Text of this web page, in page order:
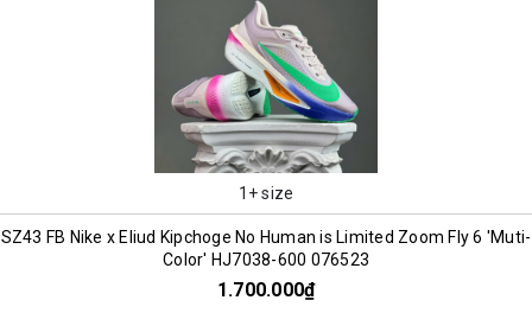
1+ size
SZ43 FB Nike x Eliud Kipchoge No Human is Limited Zoom Fly 6 'Muti-
Color' HJ7038-600 076523
1.700.000₫